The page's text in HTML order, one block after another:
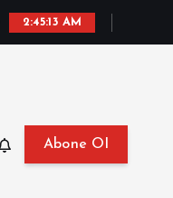
2:45:14 AM
Abone Ol